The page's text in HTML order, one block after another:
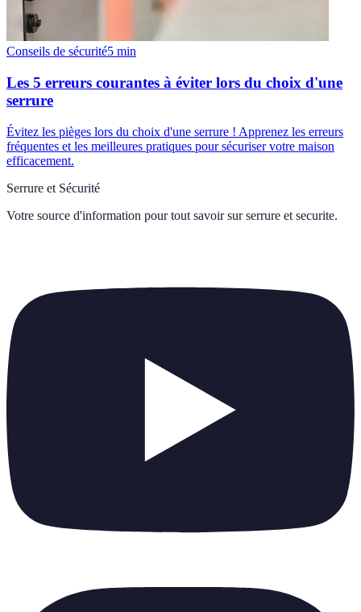
Conseils de sécurité5 min
Les 5 erreurs courantes à éviter lors du choix d'une
serrure
Évitez les pièges lors du choix d'une serrure ! Apprenez les erreurs
fréquentes et les meilleures pratiques pour sécuriser votre maison
efficacement.
Serrure et Sécurité
Votre source d'information pour tout savoir sur serrure et securite.